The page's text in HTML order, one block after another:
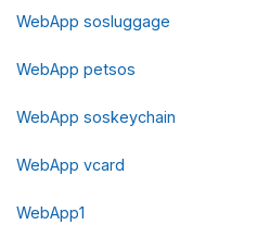
WebApp sosluggage
WebApp petsos
WebApp soskeychain
WebApp vcard
WebApp1